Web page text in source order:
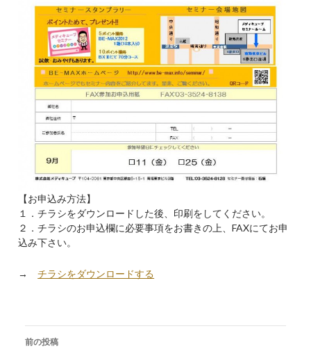
【お申込み方法】
１．チラシをダウンロードした後、印刷をしてください。
２．チラシのお申込欄に必要事項をお書きの上、FAXにてお申
込み下さい。
→チラシをダウンロードする
投稿ナビゲーション
前の投稿